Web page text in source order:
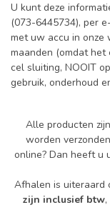
U kunt deze
(073-6445734), per
met uw accu in onze
maanden (omdat het
cel sluiting, NOOIT
gebruik, onderhoud
Alle producten
worden
online? Dan heeft u
Afhalen is uiteraard
zijn inclusief btw